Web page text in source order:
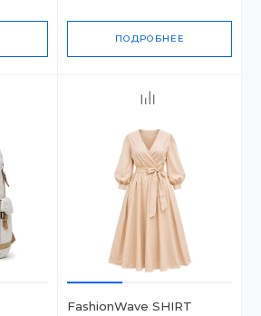
ПОДРОБНЕЕ
FashionWave SHIRT